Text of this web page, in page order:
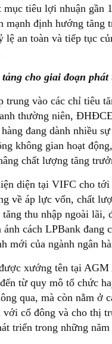
mục tiêu lợi nhuận gần
mạnh định hướng tăng
lệ an toàn và tiếp tục
cho giai đoạn
trung vào các chỉ tiêu
thường niên,
đang dành nhiều
không gian hoạt
chất lượng tăng
diện tại VIFC cho
về áp lực vốn, chất
thu nhập ngoài lãi,
ánh cách LPBank đang
mới của ngành ngân
xướng tên tại AGM
từ quy mô tổ chức
qua, mà còn nằm ở
với cổ đông và cho thị
triển trong những